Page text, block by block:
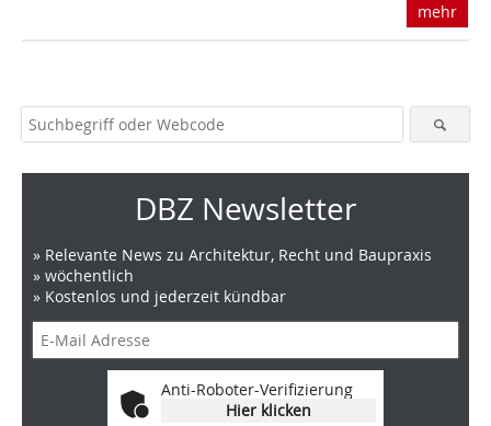
mehr
DBZ Newsletter
» Relevante News zu Architektur, Recht und Baupraxis
» wöchentlich
» Kostenlos und jederzeit kündbar
Anti-Roboter-Verifizierung
Hier klicken